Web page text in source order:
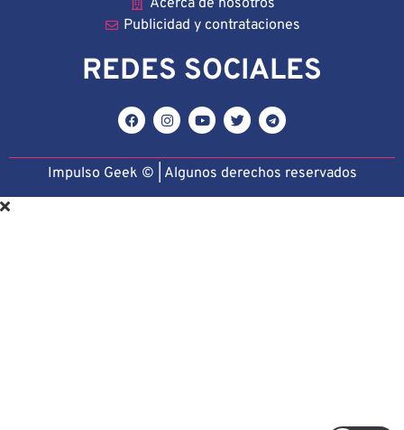
Acerca de nosotros
Publicidad y contrataciones
REDES SOCIALES
Impulso Geek © | Algunos derechos reservados